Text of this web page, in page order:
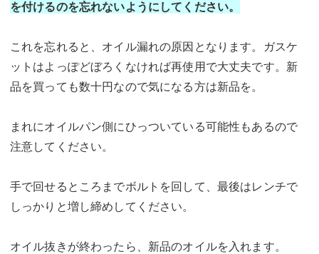
を付けるのを忘れないようにしてください。
これを忘れると、オイル漏れの原因となります。ガスケ
ットはよっぽどぼろくなければ再使用で大丈夫です。新
品を買っても数十円なので気になる方は新品を。
まれにオイルパン側にひっついている可能性もあるので
注意してください。
手で回せるところまでボルトを回して、最後はレンチで
しっかりと増し締めしてください。
オイル抜きが終わったら、新品のオイルを入れます。